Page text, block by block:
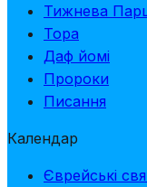
Тижнева
Тора
Даф йомі
Пророки
Писання
Календар
Єврейські